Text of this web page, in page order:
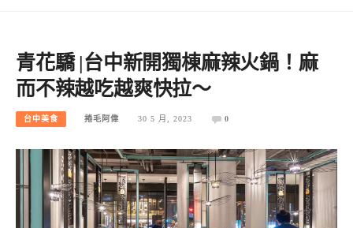
青花驕 |台中新開獨棟麻辣火鍋！麻
而不辣越吃越爽快拉～
台中美食 捲毛阿偉 30 5 月, 2023 0